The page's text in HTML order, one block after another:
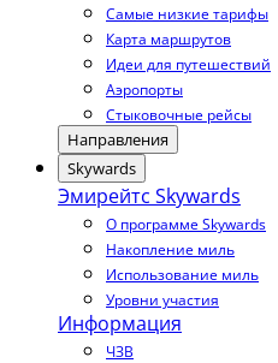
Самые низкие тарифы
Карта маршрутов
Идеи для путешествий
Аэропорты
Стыковочные рейсы
Направления
Skywards
Эмирейтс Skywards
О программе Skywards
Накопление миль
Использование миль
Уровни участия
Информация
ЧЗВ